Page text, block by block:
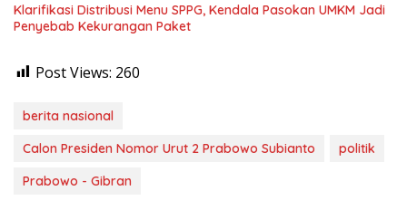
Klarifikasi Distribusi Menu SPPG, Kendala Pasokan UMKM Jadi
Penyebab Kekurangan Paket
Post Views: 260
berita nasional
Calon Presiden Nomor Urut 2 Prabowo Subianto
politik
Prabowo - Gibran